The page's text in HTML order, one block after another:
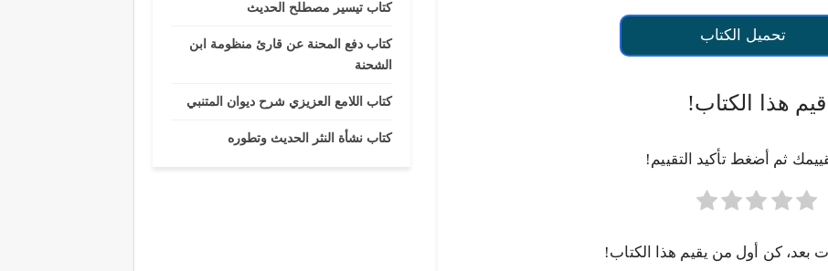
تحميل الكتاب
قيم هذا الكتاب!
ثم أضغط تأكيد التقييم!
بعد، كن أول من يقيم هذا الكتاب!
كتاب تيسير مصطلح الحديث
كتاب دفع المحنة عن قارئ منظومة ابن
الشحنة
كتاب اللامع العزيزي شرح ديوان المتنبي
كتاب نشأة النثر الحديث وتطوره